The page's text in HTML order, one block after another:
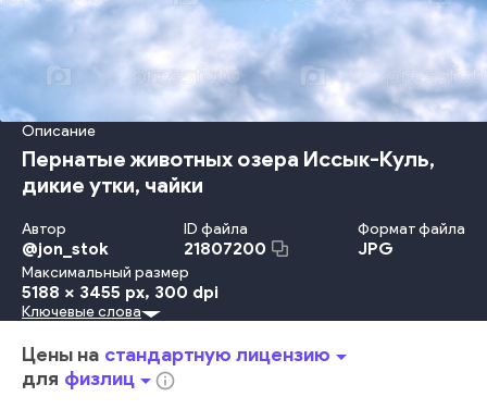
Описание
Пернатые животных озера Иссык-Куль,
дикие утки, чайки
Автор
@jon_stok
ID файла
21807200
Формат файла
JPG
Максимальный размер
5188 x 3455 px, 300 dpi
Лето Природа Путешествовать
Закат Солнца
Дикая Природа Дождь Птица
Птицы
Киргизия
Ключевые слова
Цены на стандартную лицензиюarrow_drop_down
для физлицarrow_drop_downinfo_outline